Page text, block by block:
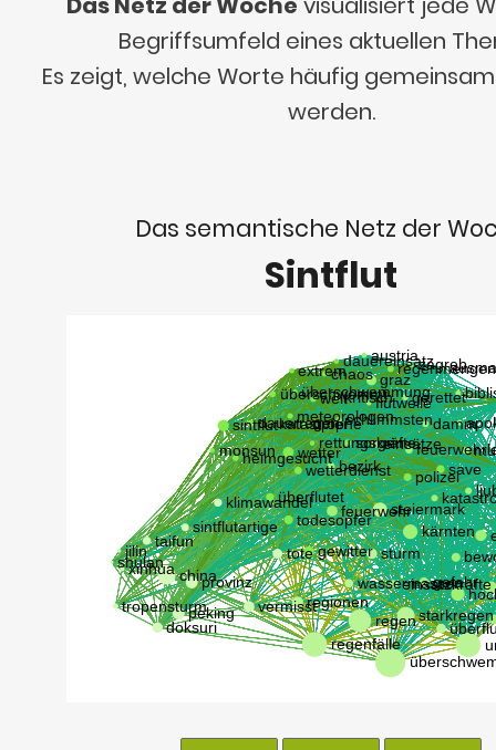
Begriffsumfeld eines aktuellen
Es zeigt, welche Worte häufig
werden.
Das semantische Netz der
Sintflut